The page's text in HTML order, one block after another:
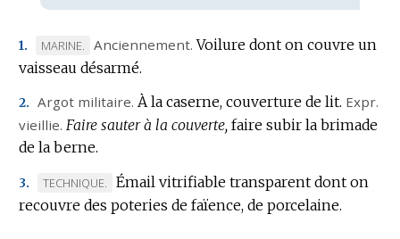
1.
MARQUE
DE
MARINE. Anciennement. Voilure dont on couvre un
vaisseau désarmé.
2. Argot militaire. À la caserne, couverture de lit. Expr.
vieillie. Faire sauter à la couverte, faire subir la brimade
de la berne.
3.
MARQUE
DE
TECHNIQUE.
Émail vitrifiable transparent dont on
recouvre des poteries de faïence, de porcelaine.